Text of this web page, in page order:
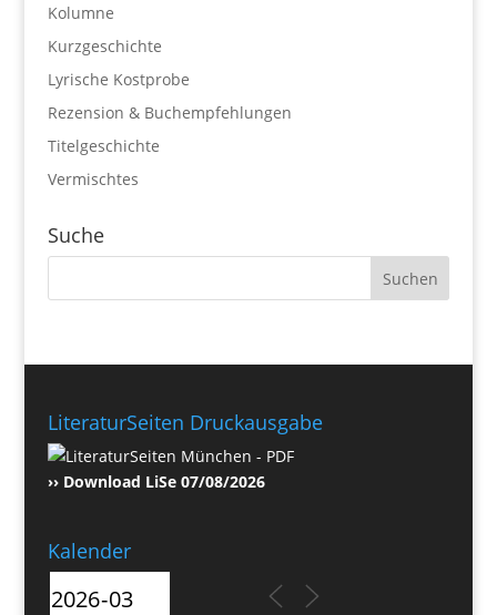
Kolumne
Kurzgeschichte
Lyrische Kostprobe
Rezension & Buchempfehlungen
Titelgeschichte
Vermischtes
Suche
LiteraturSeiten Druckausgabe
›› Download LiSe 07/08/2026
Kalender